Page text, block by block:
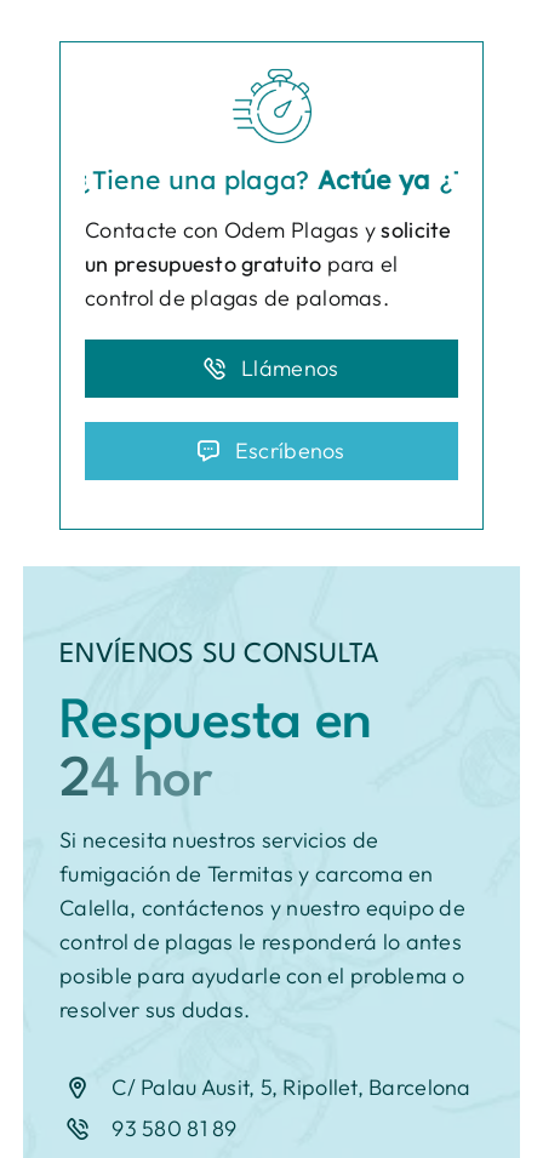
¿Tiene una plaga?Actúe ya ¿Tiene una
Contacte con Odem Plagas ysolicite
un presupuesto gratuito para el
control de plagas de palomas.
Llámenos
Escríbenos
ENVÍENOS SU CONSULTA
Respuesta en
Si necesita nuestros servicios de
fumigación de Termitas y carcoma en
Calella, contáctenos y nuestro equipo de
control de plagas le responderá lo antes
posible para ayudarle con el problema o
resolver sus dudas.
C/ Palau Ausit, 5, Ripollet, Barcelona
93 580 81 89